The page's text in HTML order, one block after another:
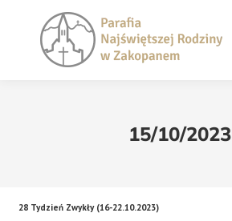
15/10/2023
28 Tydzień Zwykły (16-22.10.2023)